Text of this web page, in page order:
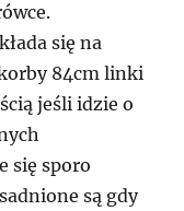
się na
84cm linki
jeśli idzie o
się sporo
są gdy